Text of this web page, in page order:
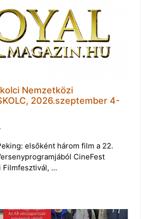
Nemzetközi
2026.szeptember 4-
elsőként három film a 22.
CineFest
Filmfesztivál, …